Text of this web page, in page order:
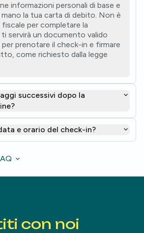
informazioni personali di base e
la tua carta di debito. Non è
per completare la
servirà un documento valido
prenotare il check-in e firmare
come richiesto dalla legge
successivi dopo la
e orario del check-in?
con noi